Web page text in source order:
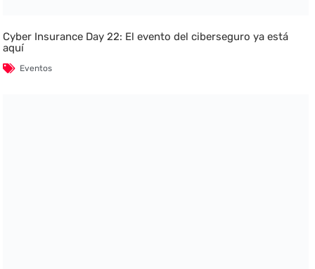
Cyber Insurance Day 22: El evento del ciberseguro ya está
aquí
Eventos